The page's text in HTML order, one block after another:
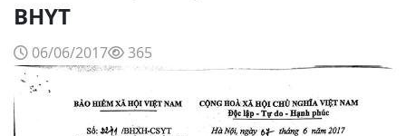
BHYT
06/06/2017 365